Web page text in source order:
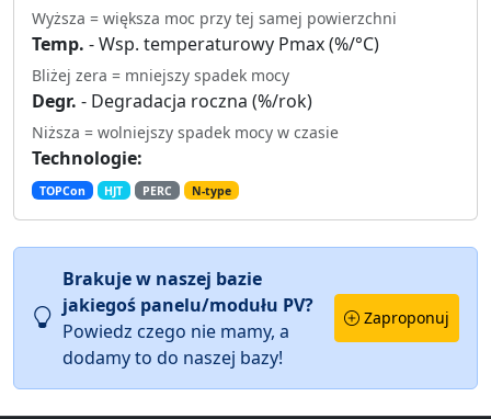
Wyższa = większa moc przy tej samej powierzchni
Temp. - Wsp. temperaturowy Pmax (%/°C)
Bliżej zera = mniejszy spadek mocy
Degr. - Degradacja roczna (%/rok)
Niższa = wolniejszy spadek mocy w czasie
Technologie:
TOPCon HJT PERC N-type
Brakuje w naszej bazie
jakiegoś panelu/modułu PV?
Powiedz czego nie mamy, a
dodamy to do naszej bazy!
Zaproponuj